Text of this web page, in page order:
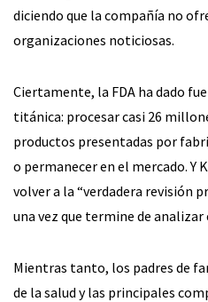
diciendo que la compañía no
organizaciones noticiosas.
Ciertamente, la FDA ha dado
titánica: procesar casi 26
productos presentadas por
o permanecer en el mercado. Y
volver a la “verdadera revisión
una vez que termine de
Mientras tanto, los padres de
de la salud y las principales